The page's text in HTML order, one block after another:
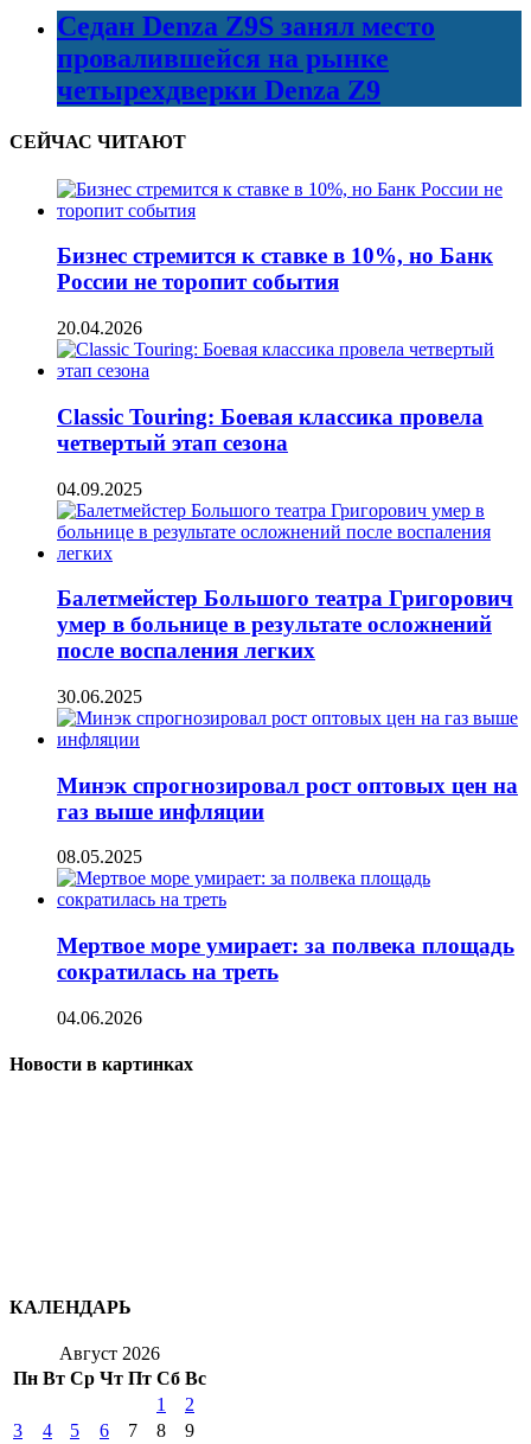
Седан Denza Z9S занял место
провалившейся на рынке
четырехдверки Denza Z9
СЕЙЧАС ЧИТАЮТ
Бизнес стремится к ставке в 10%, но Банк
России не торопит события
20.04.2026
Classic Touring: Боевая классика провела
четвертый этап сезона
04.09.2025
Балетмейстер Большого театра Григорович
умер в больнице в результате осложнений
после воспаления легких
30.06.2025
Минэк спрогнозировал рост оптовых цен на
газ выше инфляции
08.05.2025
Мертвое море умирает: за полвека площадь
сократилась на треть
04.06.2026
Новости в картинках
КАЛЕНДАРЬ
Август 2026
Пн Вт Ср Чт Пт Сб Вс
1
2
3
4 5 6 7 8
9